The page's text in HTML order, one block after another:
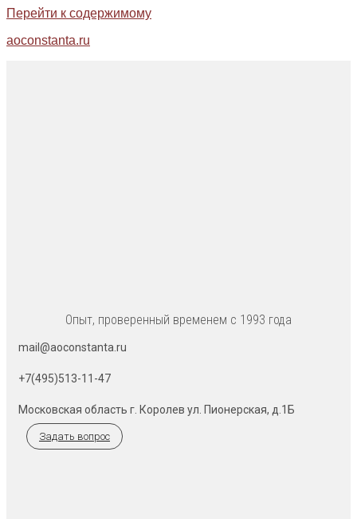
Перейти к содержимому
aoconstanta.ru
Опыт, проверенный временем с 1993 года
mail@aoconstanta.ru
+7(495)513-11-47
Московская область г. Королев ул. Пионерская, д.1Б
Задать вопрос